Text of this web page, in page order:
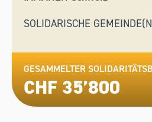
SOLIDARISCHE
HERISAU,WIL,ZOLLIKON
GESAMMELTER
CHF 35’800